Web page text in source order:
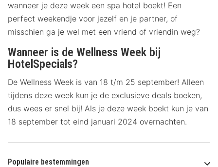
wanneer je deze week een spa hotel boekt! Een
perfect weekendje voor jezelf en je partner, of
misschien ga je wel met een vriend of vriendin weg?
Wanneer is de Wellness Week bij
HotelSpecials?
De Wellness Week is van 18 t/m 25 september! Alleen
tijdens deze week kun je de exclusieve deals boeken,
dus wees er snel bij! Als je deze week boekt kun je van
18 september tot eind januari 2024 overnachten.
Populaire bestemmingen